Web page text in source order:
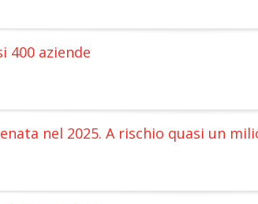
400 aziende
nel 2025. A rischio quasi un